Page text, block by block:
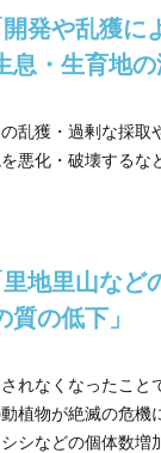
発や乱獲に
息・生育地の
乱獲・過剰な採取
悪化・破壊するな
地里山など
の低下」
れなくなったこと
植物が絶滅の危機
シなどの個体数増